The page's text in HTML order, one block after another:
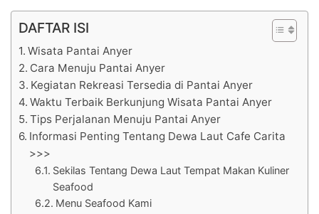
DAFTAR ISI
Wisata Pantai Anyer
Cara Menuju Pantai Anyer
Kegiatan Rekreasi Tersedia di Pantai Anyer
Waktu Terbaik Berkunjung Wisata Pantai Anyer
Tips Perjalanan Menuju Pantai Anyer
Informasi Penting Tentang Dewa Laut Cafe Carita
>>>
Sekilas Tentang Dewa Laut Tempat Makan Kuliner
Seafood
Menu Seafood Kami